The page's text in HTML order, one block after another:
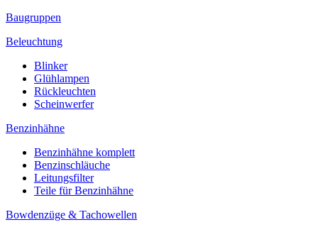
Baugruppen
Beleuchtung
Blinker
Glühlampen
Rückleuchten
Scheinwerfer
Benzinhähne
Benzinhähne komplett
Benzinschläuche
Leitungsfilter
Teile für Benzinhähne
Bowdenzüge & Tachowellen